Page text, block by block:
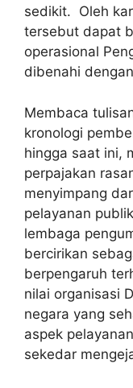
sedikit. Oleh
tersebut dapat
operasional
dibenahi
Membaca
kronologi
hingga saat ini,
perpajakan
menyimpang
pelayanan
lembaga
bercirikan
berpengaruh
nilai organisasi
negara yang
aspek
sekedar